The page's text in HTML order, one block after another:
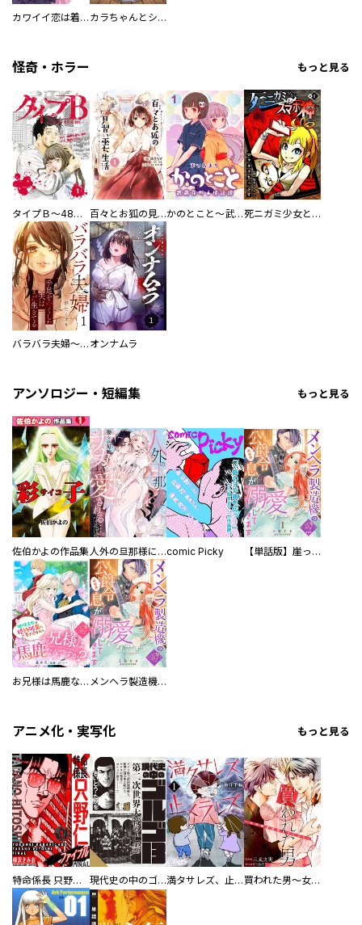
カワイイ恋は着飾らない カラちゃんとシトーさんと、 【分冊版】
怪奇・ホラー もっと見る
タイプＢ～48時間後、致死率100％～【単話】 百々とお狐の見習い巫女生活【単行本版】 かのとこと～武蔵花町怪話譚～ 【連載版】 死ニガミ少女とスマホ神
バラバラ夫婦～手足をなくした夫はまだ生きてる オンナムラ
アンソロジー・短編集 もっと見る
佐伯かよの作品集 人外の旦那様に娶られ毎晩ナカまで愛される…。アンソロジーcomic Picky 【単話版】崖っぷち令嬢ですが、意地と策略で幸せになります！シリーズ
お兄様は馬鹿なんですか？～地味王女は婚約破棄に巻き込まれる～ メンヘラ製造機の公爵令息（過保護）が溺愛してきます
アニメ化・実写化 もっと見る
特命係長 只野仁ファイナル 愛蔵版 現代史の中のゴルゴ13 満タサレズ、止メラレズ 買われた男～女性限定快感セラピスト～【描き下ろしおまけ付き特装版】